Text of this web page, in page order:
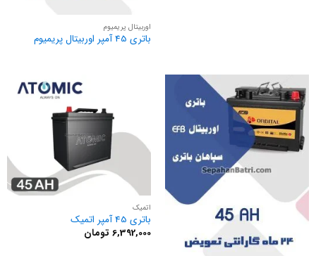
اوربیتال پریمیوم
باتری 45 آمپر اوربیتال پریمیوم
اتمیک
باتری 45 آمپر اتمیک
6,392,000 تومان